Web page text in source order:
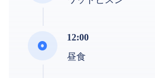
12:00
昼食